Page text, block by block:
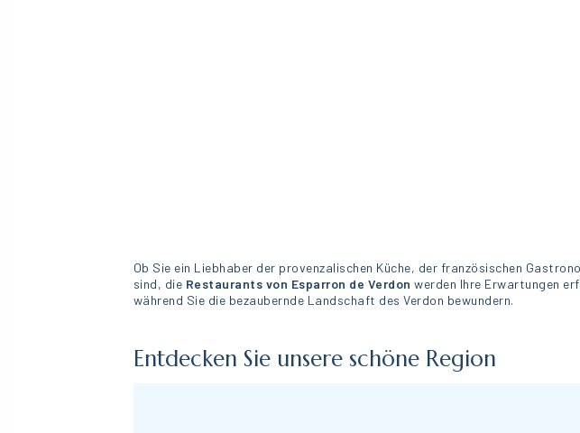
Ob Sie ein Liebhaber der provenzalischen Küche, der französischen
sind, die Restaurants von Esparron de Verdon werden Ihre Erwartungen
während Sie die bezaubernde Landschaft des Verdon bewundern.
Entdecken Sie unsere schöne Region